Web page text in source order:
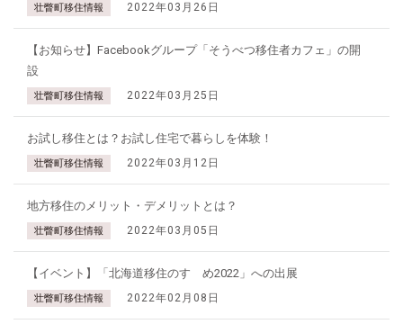
壮瞥町移住情報 2022年03月26日
【お知らせ】Facebookグループ「そうべつ移住者カフェ」の開
設
壮瞥町移住情報 2022年03月25日
お試し移住とは？お試し住宅で暮らしを体験！
壮瞥町移住情報 2022年03月12日
地方移住のメリット・デメリットとは？
壮瞥町移住情報 2022年03月05日
【イベント】「北海道移住のすゝめ2022」への出展
壮瞥町移住情報 2022年02月08日